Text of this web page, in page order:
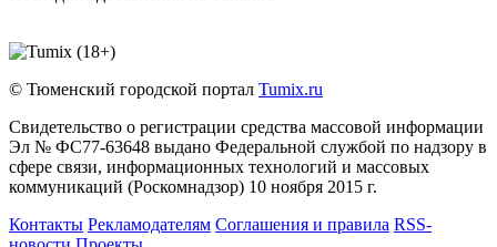
© Тюменский городской портал Tumix.ru
Свидетельство о регистрации средства массовой информации
Эл № ФС77-63648 выдано Федеральной службой по надзору в
сфере связи, информационных технологий и массовых
коммуникаций (Роскомнадзор) 10 ноября 2015 г.
Контакты Рекламодателям Соглашения и правила RSS-